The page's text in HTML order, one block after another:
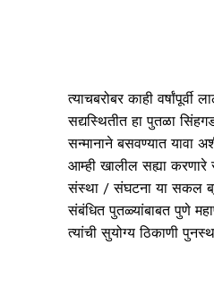
त्याचबरोबर काही
सद्यस्थितीत हा पुतळा
सन्मानाने बसवण्यात यावा
आम्ही खालील सह्या करणारे
संस्था / संघटना या सकल
संबंधित पुतळ्यांबाबत पुणे
त्यांची सुयोग्य ठिकाणी